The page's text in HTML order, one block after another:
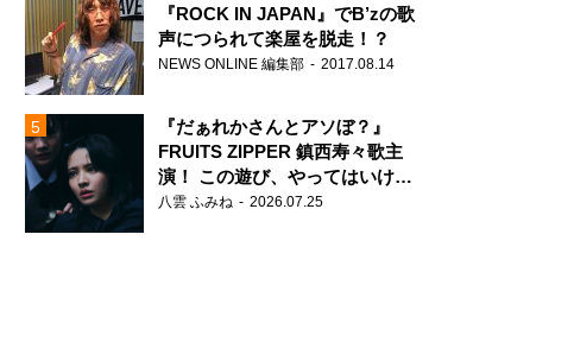
『ROCK IN JAPAN』でB’zの歌
声につられて楽屋を脱走！？
NEWS ONLINE 編集部 2017.08.14
『だぁれかさんとアソぼ？』
FRUITS ZIPPER 鎮西寿々歌主
演！ この遊び、やってはいけま
せん。
八雲 ふみね 2026.07.25